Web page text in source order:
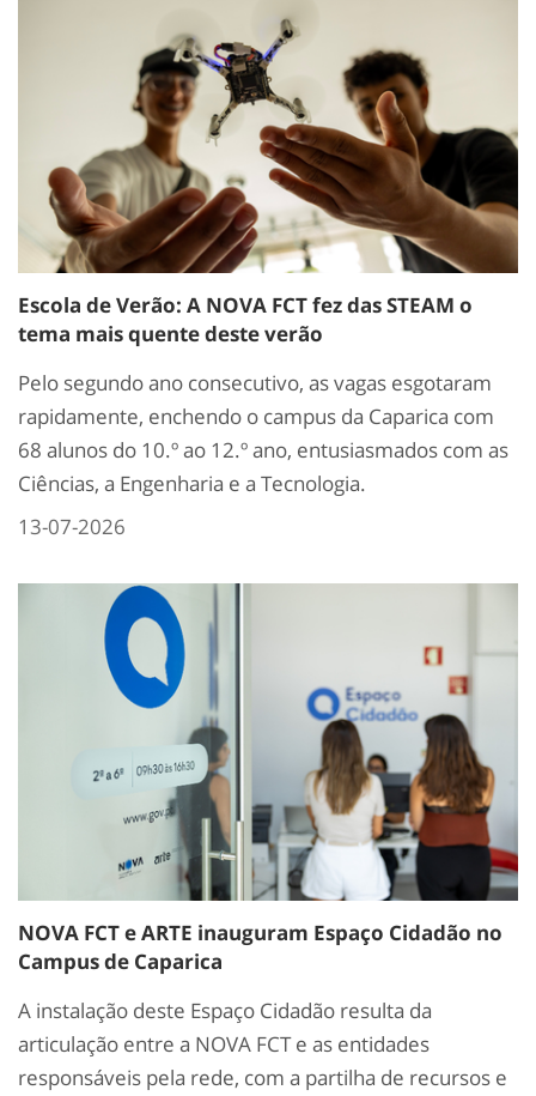
Escola de Verão: A NOVA FCT fez das STEAM o
tema mais quente deste verão
Pelo segundo ano consecutivo, as vagas esgotaram
rapidamente, enchendo o campus da Caparica com
68 alunos do 10.º ao 12.º ano, entusiasmados com as
Ciências, a Engenharia e a Tecnologia.
13-07-2026
NOVA FCT e ARTE inauguram Espaço Cidadão no
Campus de Caparica
A instalação deste Espaço Cidadão resulta da
articulação entre a NOVA FCT e as entidades
responsáveis pela rede, com a partilha de recursos e